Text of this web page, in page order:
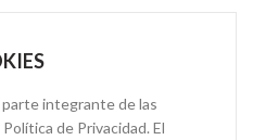
integrante de las
de Privacidad. El